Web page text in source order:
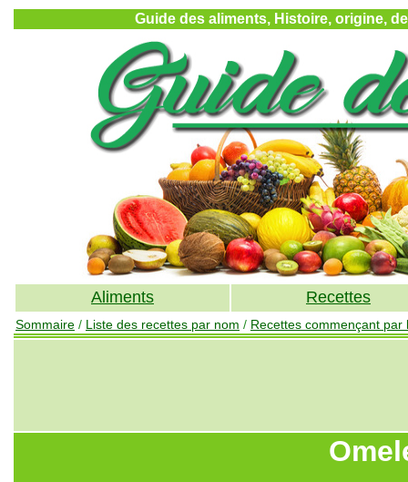
Guide des aliments, Histoire, origine,
Aliments Recettes
Sommaire / Liste des recettes par nom / Recettes commençant par